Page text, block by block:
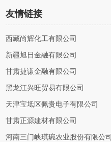
友情链接
西藏尚辉化工有限公司
新疆旭日金融有限公司
甘肃捷谦金融有限公司
黑龙江兴旺贸易有限公司
天津宝坻区佩贵电子有限公司
甘肃正源建材有限公司
河南三门峡琪琬农业股份有限公司